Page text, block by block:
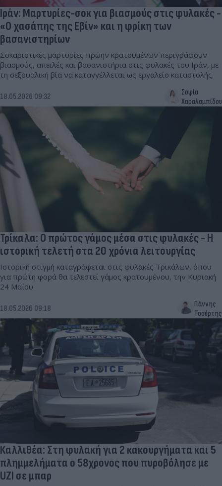
Ιράν: Μαρτυρίες-σοκ για βιασμούς στις φυλακές -
«Ο χασάπης της Εβίν» και η φρίκη των
βασανιστηρίων
Σοκαριστικές μαρτυρίες πρώην κρατουμένων περιγράφουν
βιασμούς, απειλές και βασανιστήρια στις φυλακές του Ιράν, με
τη σεξουαλική βία να καταγγέλλεται ως εργαλείο καταστολής.
18.05.2026 09:32
Σοφία
Χαραλαμπίδου
Τρίκαλα: Ο πρώτος γάμος μέσα στις φυλακές - Η
ιστορική τελετή στα 20 χρόνια λειτουργίας
Ιστορική στιγμή καταγράφεται στις φυλακές Τρικάλων, όπου
για πρώτη φορά θα τελεστεί γάμος κρατουμένου, την Κυριακή
24 Μαΐου.
18.05.2026 09:18
Γιάννης
Τσούρτης
Καλλιθέα: Στη φυλακή για 2 κακουργήματα και 5
πλημμελήματα ο 58χρονος που πυροβόλησε με
UZI σε μπαρ